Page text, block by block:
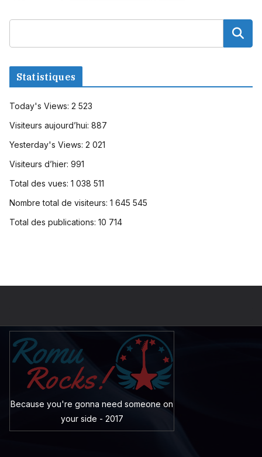
Statistiques
Today's Views: 2 523
Visiteurs aujourd’hui: 887
Yesterday's Views: 2 021
Visiteurs d’hier: 991
Total des vues: 1 038 511
Nombre total de visiteurs: 1 645 545
Total des publications: 10 714
Because you're gonna need someone on
your side - 2017